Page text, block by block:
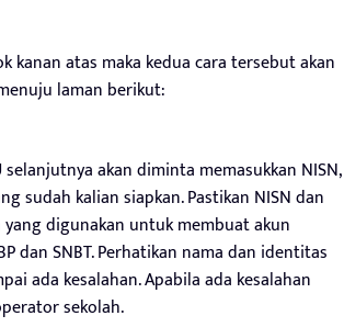
kanan atas maka kedua cara tersebut akan
laman berikut:
selanjutnya akan diminta memasukkan NISN,
sudah kalian siapkan. Pastikan NISN dan
yang digunakan untuk membuat akun
dan SNBT. Perhatikan nama dan identitas
ada kesalahan. Apabila ada kesalahan
sekolah.